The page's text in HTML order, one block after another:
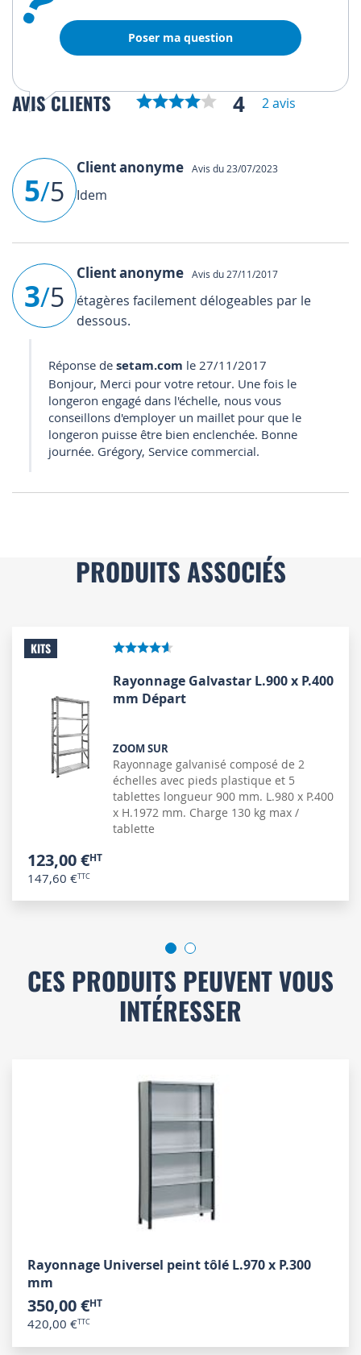
Poser ma question
AVIS CLIENTS 4 2 avis
5/5
Client anonyme Avis du 23/07/2023
Idem
3/5
Client anonyme Avis du 27/11/2017
étagères facilement délogeables par le
dessous.
Réponse de setam.com le 27/11/2017
Bonjour, Merci pour votre retour. Une fois le
longeron engagé dans l'échelle, nous vous
conseillons d'employer un maillet pour que le
longeron puisse être bien enclenchée. Bonne
journée. Grégory, Service commercial.
PRODUITS ASSOCIÉS
KITS
Rayonnage Galvastar L.900 x P.400
mm Départ
ZOOM SUR
Rayonnage galvanisé composé de 2
échelles avec pieds plastique et 5
tablettes longueur 900 mm. L.980 x P.400
x H.1972 mm. Charge 130 kg max /
tablette
123,00 €
147,60 €
CES PRODUITS PEUVENT VOUS
INTÉRESSER
Rayonnage Universel peint tôlé L.970 x P.300
mm
350,00 €
420,00 €